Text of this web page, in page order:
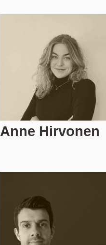
Anne Hirvonen